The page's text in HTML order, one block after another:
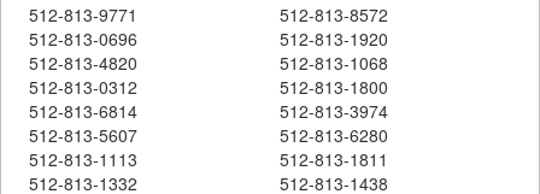
512-813-9771
512-813-8572
512-813-0696
512-813-1920
512-813-4820
512-813-1068
512-813-0312
512-813-1800
512-813-6814
512-813-3974
512-813-5607
512-813-6280
512-813-1113
512-813-1811
512-813-1332
512-813-1438